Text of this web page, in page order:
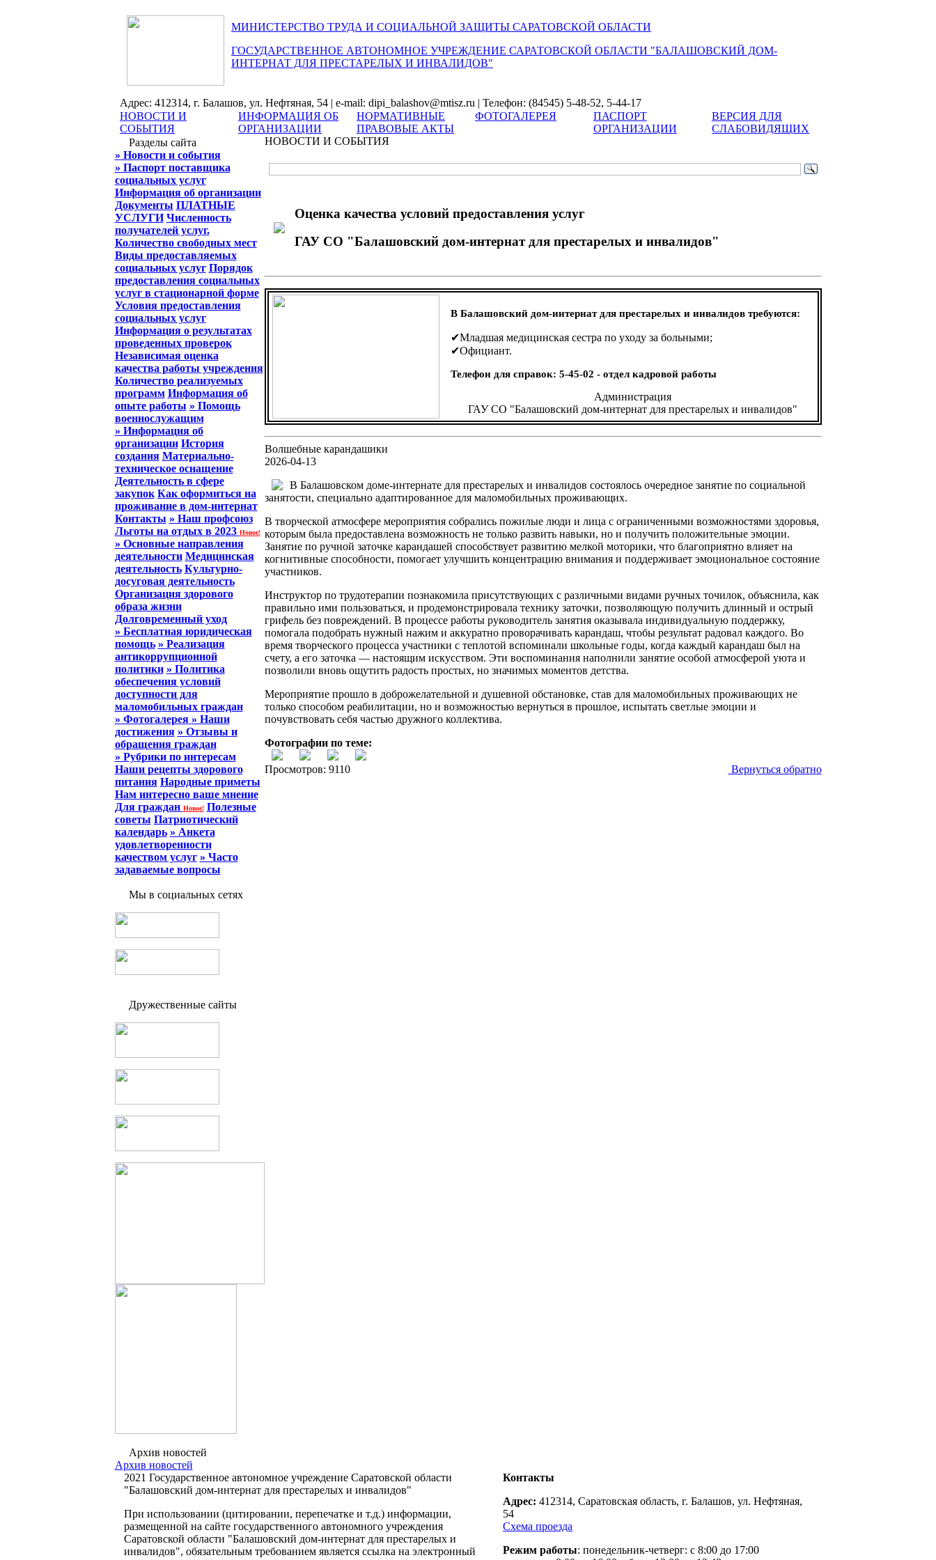
МИНИСТЕРСТВО ТРУДА И СОЦИАЛЬНОЙ ЗАЩИТЫ САРАТОВСКОЙ ОБЛАСТИ
ГОСУДАРСТВЕННОЕ АВТОНОМНОЕ УЧРЕЖДЕНИЕ САРАТОВСКОЙ ОБЛАСТИ "БАЛАШОВСКИЙ ДОМ-
ИНТЕРНАТ ДЛЯ ПРЕСТАРЕЛЫХ И ИНВАЛИДОВ"
Адрес: 412314, г. Балашов, ул. Нефтяная, 54 | e-mail: dipi_balashov@mtisz.ru | Телефон: (84545) 5-48-52, 5-44-17
НОВОСТИ И
СОБЫТИЯ
ИНФОРМАЦИЯ ОБ
ОРГАНИЗАЦИИ
НОРМАТИВНЫЕ
ПРАВОВЫЕ АКТЫ
ФОТОГАЛЕРЕЯ
ПАСПОРТ
ОРГАНИЗАЦИИ
ВЕРСИЯ ДЛЯ
СЛАБОВИДЯЩИХ
Разделы сайта
» Новости и события
» Паспорт поставщика
социальных услуг
Информация об организации
Документы ПЛАТНЫЕ
УСЛУГИ Численность
получателей услуг.
Количество свободных мест
Виды предоставляемых
социальных услуг Порядок
предоставления социальных
услуг в стационарной форме
Условия предоставления
социальных услуг
Информация о результатах
проведенных проверок
Независимая оценка
качества работы учреждения
Количество реализуемых
программ Информация об
опыте работы » Помощь
военнослужащим
» Информация об
организации История
создания Материально-
техническое оснащение
Деятельность в сфере
закупок Как оформиться на
проживание в дом-интернат
Контакты » Наш профсоюз
Льготы на отдых в 2023 Новое!
» Основные направления
деятельности Медицинская
деятельность Культурно-
досуговая деятельность
Организация здорового
образа жизни
Долговременный уход
» Бесплатная юридическая
помощь » Реализация
антикоррупционной
политики » Политика
обеспечения условий
доступности для
маломобильных граждан
» Фотогалерея » Наши
достижения » Отзывы и
обращения граждан
» Рубрики по интересам
Наши рецепты здорового
питания Народные приметы
Нам интересно ваше мнение
Для граждан Новое! Полезные
советы Патриотический
календарь » Анкета
удовлетворенности
качеством услуг » Часто
задаваемые вопросы
Мы в социальных сетях
Дружественные сайты
Архив новостей
Архив новостей
НОВОСТИ И СОБЫТИЯ
Оценка качества условий предоставления услуг
ГАУ СО "Балашовский дом-интернат для престарелых и инвалидов"
В Балашовский дом-интернат для престарелых и инвалидов требуются:
✔Младшая медицинская сестра по уходу за больными;
✔Официант.
Телефон для справок: 5-45-02 - отдел кадровой работы
Администрация
ГАУ СО "Балашовский дом-интернат для престарелых и инвалидов"
Волшебные карандашики
2026-04-13
В Балашовском доме-интернате для престарелых и инвалидов состоялось очередное занятие по социальной
занятости, специально адаптированное для маломобильных проживающих.
В творческой атмосфере мероприятия собрались пожилые люди и лица с ограниченными возможностями здоровья,
которым была предоставлена возможность не только развить навыки, но и получить положительные эмоции.
Занятие по ручной заточке карандашей способствует развитию мелкой моторики, что благоприятно влияет на
когнитивные способности, помогает улучшить концентрацию внимания и поддерживает эмоциональное состояние
участников.
Инструктор по трудотерапии познакомила присутствующих с различными видами ручных точилок, объяснила, как
правильно ими пользоваться, и продемонстрировала технику заточки, позволяющую получить длинный и острый
грифель без повреждений. В процессе работы руководитель занятия оказывала индивидуальную поддержку,
помогала подобрать нужный нажим и аккуратно проворачивать карандаш, чтобы результат радовал каждого. Во
время творческого процесса участники с теплотой вспоминали школьные годы, когда каждый карандаш был на
счету, а его заточка — настоящим искусством. Эти воспоминания наполнили занятие особой атмосферой уюта и
позволили вновь ощутить радость простых, но значимых моментов детства.
Мероприятие прошло в доброжелательной и душевной обстановке, став для маломобильных проживающих не
только способом реабилитации, но и возможностью вернуться в прошлое, испытать светлые эмоции и
почувствовать себя частью дружного коллектива.
Фотографии по теме:
Просмотров: 9110 Вернуться обратно
2021 Государственное автономное учреждение Саратовской области
"Балашовский дом-интернат для престарелых и инвалидов"
При использовании (цитировании, перепечатке и т.д.) информации,
размещенной на сайте государственного автономного учреждения
Саратовской области "Балашовский дом-интернат для престарелых и
инвалидов", обязательным требованием является ссылка на электронный
Контакты
Адрес: 412314, Саратовская область, г. Балашов, ул. Нефтяная,
54
Схема проезда
Режим работы: понедельник-четверг: с 8:00 до 17:00